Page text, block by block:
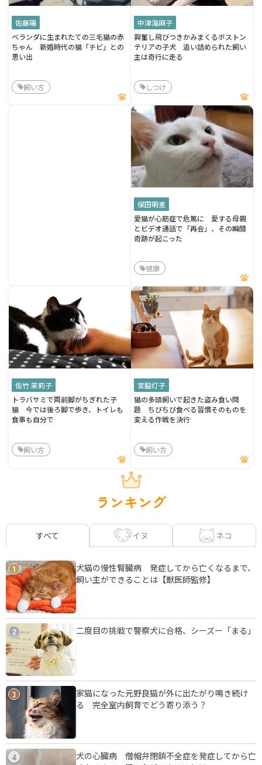
佐藤陽
ベランダに生まれたての三毛猫の赤
ちゃん 新婚時代の猫「チビ」との
思い出
飼い方
中津海麻子
興奮し飛びつきかみまくるボストン
テリアの子犬 追い詰められた飼い
主は奇行に走る
しつけ
保田明恵
愛猫が心筋症で危篤に 愛する母親
とビデオ通話で「再会」、その瞬間
奇跡が起こった
健康
佐竹 茉莉子
トラバサミで両前脚がちぎれた子
猫 今では後ろ脚で歩き、トイレも
食事も自分で
飼い方
宮脇灯子
猫の多頭飼いで起きた盗み食い問
題 ちびちび食べる習慣そのものを
変える作戦を決行
飼い方
ランキング
すべて イヌ ネコ
1
犬猫の慢性腎臓病 発症してから亡くなるまで、
飼い主ができることは【獣医師監修】
2 二度目の挑戦で警察犬に合格、シーズー「まる」
3
家猫になった元野良猫が外に出たがり鳴き続け
る 完全室内飼育でどう寄り添う？
4
犬の心臓病 僧帽弁閉鎖不全症を発症してから亡